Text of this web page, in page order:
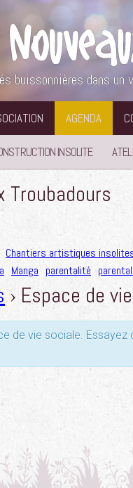
buissonnières dans
AGENDA
INSOLITE
Troubadours
Chantiers artistiques
Manga parentalité
› Espace de
de vie sociale.